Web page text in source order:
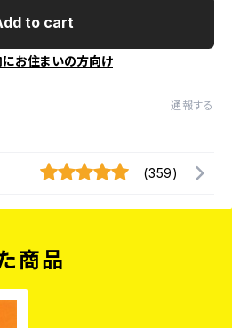
to cart
にお住まいの方向け
通報する
(359)
商品